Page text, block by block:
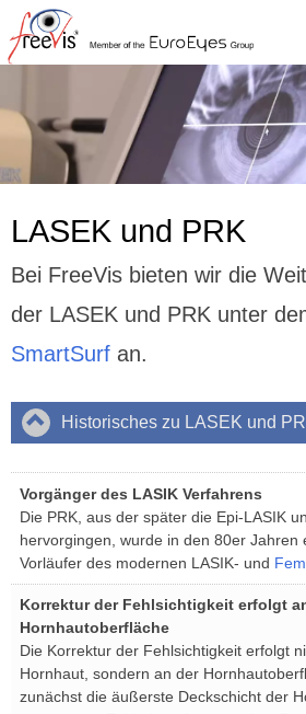
Warum Freevis?
Unser Zentrum - Unser Team
» Prof. Dr. Michael Knorz
Kompetenz & Erfahrung
Operatives Spektrum
Ausstattung & Technologien
Patientenberichte
Bin ich geeignet?
Auge und Fehlsichtigkeit
» Kurzsichtigkeit (Myopie)
» Weitsichtigkeit (Hyperopie)
» Hornhautverkrümmung
» Alterssichtigkeit (Presbyopie)
Wann welche OP?
Voraussetzungen für die OP
LASEK und PRK
Bei FreeVis bieten wir die
der LASEK und PRK unter
SmartSurfan.
Historisches zu LASEK und
Vorgänger des LASIK Verfahrens
Die PRK, aus der später die Epi-LASIK
hervorgingen, wurde in den 80er Jahren
Vorläufer des modernen LASIK- und
Korrektur der Fehlsichtigkeit erfolgt
Hornhautoberfläche
Die Korrektur der Fehlsichtigkeit erfolgt
Hornhaut, sondern an der
zunächst die äußerste Deckschicht der